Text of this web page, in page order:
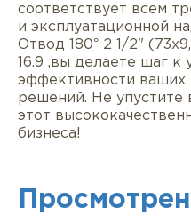
соответствует всем
и эксплуатационной
Отвод 180° 2 1/2"
16.9 ,вы делаете шаг
эффективности ваших
решений. Не упустите
этот
бизнеса!